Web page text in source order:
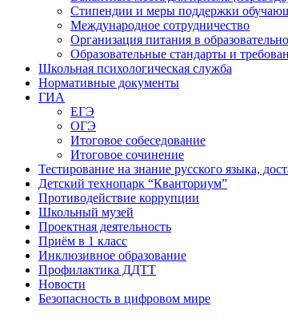
Стипендии и меры поддержки
Международное сотрудничество
Организация питания в
Образовательные стандарты и
Школьная психологическая служба
Нормативные документы
ГИА
ЕГЭ
ОГЭ
Итоговое собеседование
Итоговое сочинение
Тестирование на знание русского языка,
Детский технопарк “Кванториум”
Противодействие коррупции
Школьный музей
Проектная деятельность
Приём в 1 класс
Инклюзивное образование
Профилактика ДДТТ
Новости
Безопасность в цифровом мире